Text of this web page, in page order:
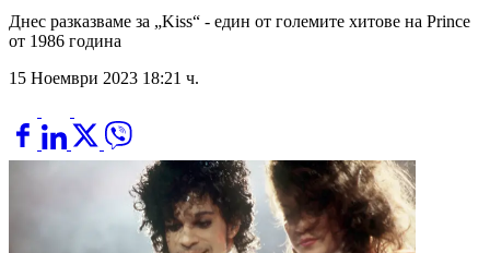
Днес разказваме за „Kiss“ - един от големите хитове на Prince
от 1986 година
15 Ноември 2023 18:21 ч.